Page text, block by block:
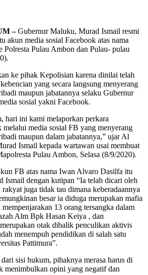
–Gubernur Maluku, Murad Ismail resmi
akun media sosial Facebook atas nama
Pulau Ambon dan Pulau- pulau
ke pihak Kepolisian karena dinilai telah
yang secara langsung menyerang
maupun jabatannya selaku Gubernur
sosial yakni Facebook.
hari ini kami melaporkan perkara
melalui media sosial FB yang menyerang
maupun dalam jabatannya,” ujar Al
Ismail kepada wartawan usai membuat
Pulau Ambon, Selasa (8/9/2020).
FB atas nama Iwan Alvaro Dasilfa itu
Ismail dengan kutipan “Ia telah dicari oleh
juga tidak tau dimana keberadaannya
besar ia diduga merupakan mafia
13 orang tersangka dalam
Alm Bpk Hasan Keiya , dan
otak dibalik penculikan aktivis
menempuh pendidikan di salah satu
Pattimura”.
sisi hukum, pihaknya merasa harus di
menimbulkan opini yang negatif dan